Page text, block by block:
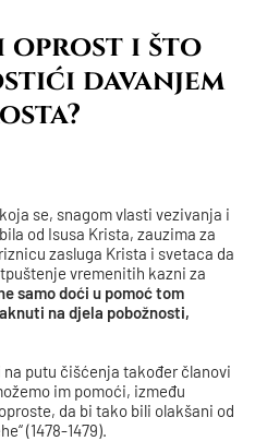
oprost i što
davanjem
koja se, snagom vlasti vezivanja i
od Isusa Krista, zauzima za
zasluga Krista i svetaca da
vremenitih kazni za
samo doći u pomoć tom
na djela pobožnosti,
putu čišćenja također članovi
im pomoći, između
da bi tako bili olakšani od
(1478-1479).